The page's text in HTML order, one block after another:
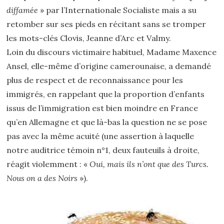
diffamée » par l’Internationale Socialiste mais a su
retomber sur ses pieds en récitant sans se tromper
les mots-clés Clovis, Jeanne d’Arc et Valmy.
Loin du discours victimaire habituel, Madame Maxence
Ansel, elle-même d’origine camerounaise, a demandé
plus de respect et de reconnaissance pour les
immigrés, en rappelant que la proportion d’enfants
issus de l’immigration est bien moindre en France
qu’en Allemagne et que là-bas la question ne se pose
pas avec la même acuité (une assertion à laquelle
notre auditrice témoin n°1, deux fauteuils à droite,
réagit violemment : « Oui, mais ils n’ont que des Turcs.
Nous on a des Noirs »).